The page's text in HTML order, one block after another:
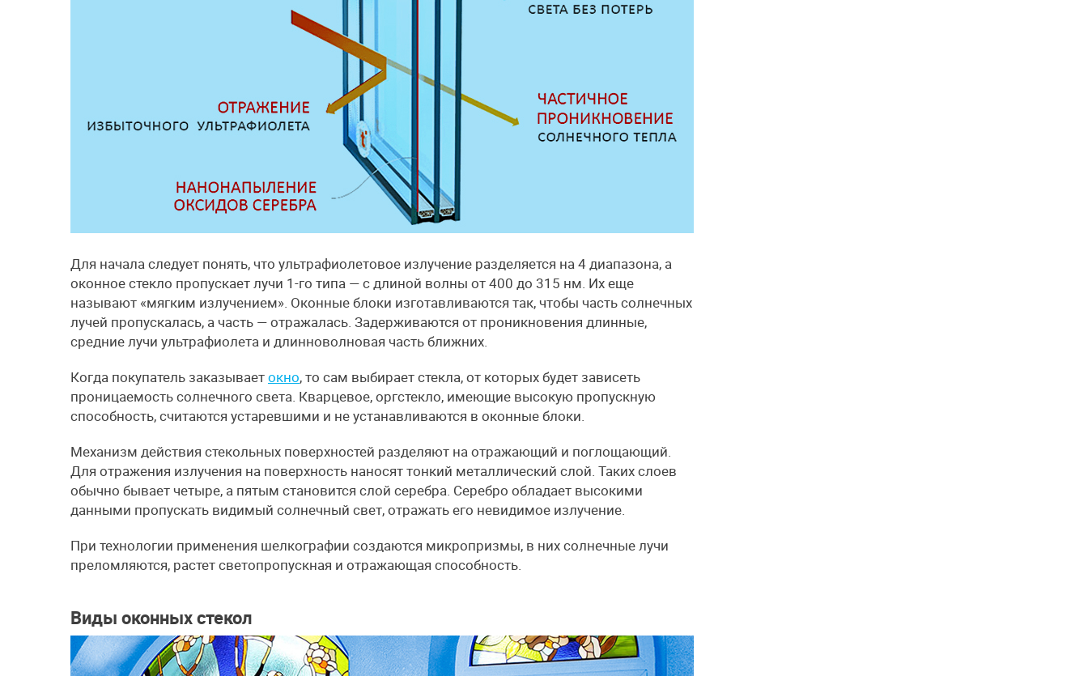
Для начала следует понять, что ультрафиолетовое излучение разделяется на 4 диапазона, а
оконное стекло пропускает лучи 1-го типа — с длиной волны от 400 до 315 нм. Их еще
называют «мягким излучением». Оконные блоки изготавливаются так, чтобы часть солнечных
лучей пропускалась, а часть — отражалась. Задерживаются от проникновения длинные,
средние лучи ультрафиолета и длинноволновая часть ближних.
Когда покупатель заказываетокно, то сам выбирает стекла, от которых будет зависеть
проницаемость солнечного света. Кварцевое, оргстекло, имеющие высокую пропускную
способность, считаются устаревшими и не устанавливаются в оконные блоки.
Механизм действия стекольных поверхностей разделяют на отражающий и поглощающий.
Для отражения излучения на поверхность наносят тонкий металлический слой. Таких слоев
обычно бывает четыре, а пятым становится слой серебра. Серебро обладает высокими
данными пропускать видимый солнечный свет, отражать его невидимое излучение.
При технологии применения шелкографии создаются микропризмы, в них солнечные лучи
преломляются, растет светопропускная и отражающая способность.
Виды оконных стекол